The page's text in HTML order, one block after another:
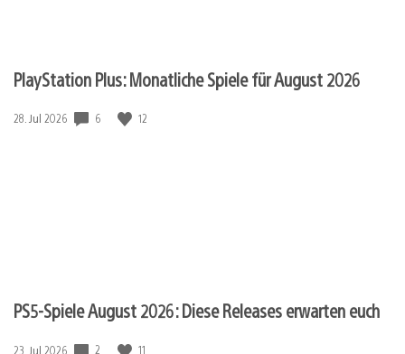
PlayStation Plus: Monatliche Spiele für August 2026
Veröffentlichungsdatum:
28. Jul 2026 6 12
PS5-Spiele August 2026: Diese Releases erwarten euch
Veröffentlichungsdatum:
23. Jul 2026 2 11